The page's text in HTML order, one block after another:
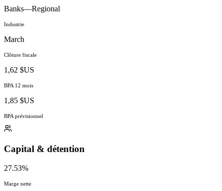
Banks—Regional
Industrie
March
Clôture fiscale
1,62 $US
BPA 12 mois
1,85 $US
BPA prévisionnel
Capital & détention
27.53%
Marge nette